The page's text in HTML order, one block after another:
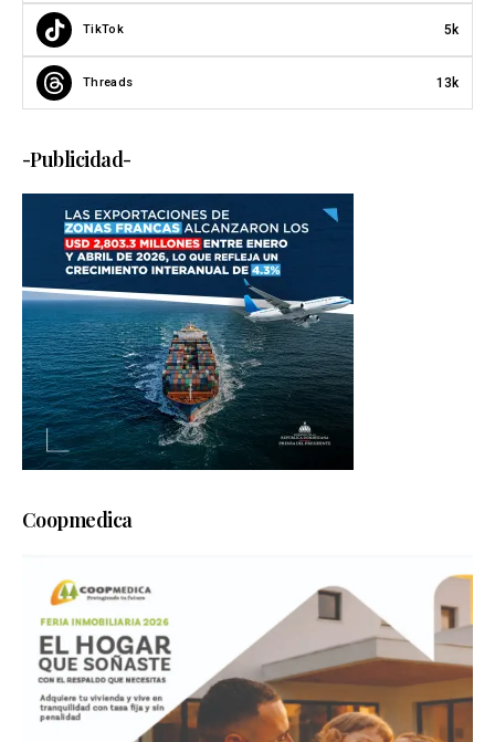
TikTok 5k
Threads 13k
-Publicidad-
Coopmedica